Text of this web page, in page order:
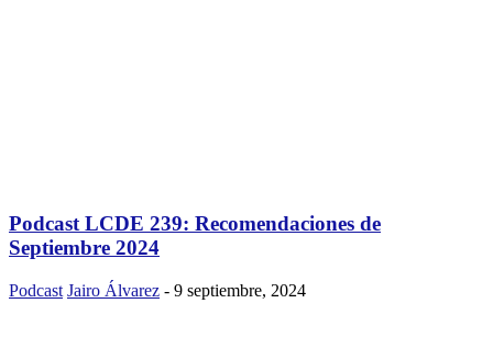
Podcast LCDE 239: Recomendaciones de
Septiembre 2024
Podcast Jairo Álvarez - 9 septiembre, 2024